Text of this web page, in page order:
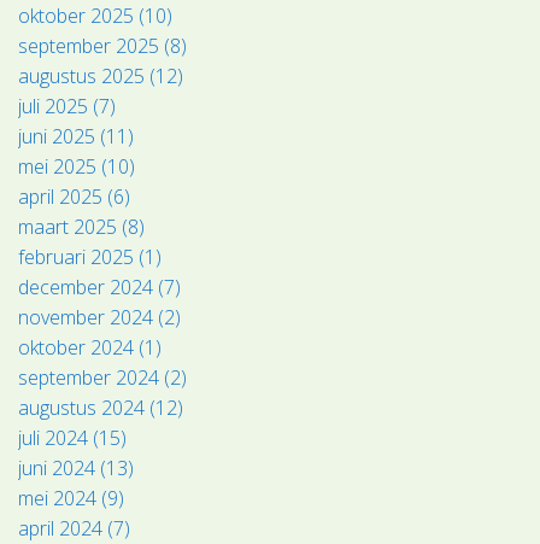
oktober 2025 (10)
september 2025 (8)
augustus 2025 (12)
juli 2025 (7)
juni 2025 (11)
mei 2025 (10)
april 2025 (6)
maart 2025 (8)
februari 2025 (1)
december 2024 (7)
november 2024 (2)
oktober 2024 (1)
september 2024 (2)
augustus 2024 (12)
juli 2024 (15)
juni 2024 (13)
mei 2024 (9)
april 2024 (7)